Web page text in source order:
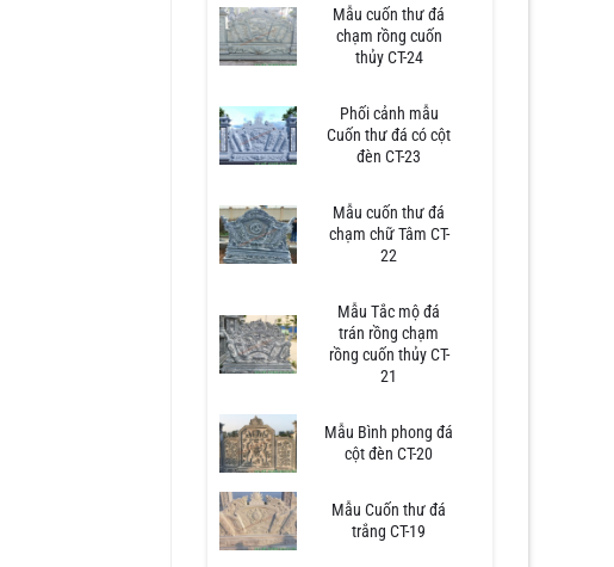
Mẫu cuốn thư đá
chạm rồng cuốn
thủy CT-24
Phối cảnh mẫu
Cuốn thư đá có cột
đèn CT-23
Mẫu cuốn thư đá
chạm chữ Tâm CT-
22
Mẫu Tắc mộ đá
trán rồng chạm
rồng cuốn thủy CT-
21
Mẫu Bình phong đá
cột đèn CT-20
Mẫu Cuốn thư đá
trắng CT-19